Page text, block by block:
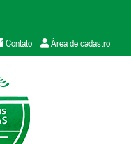
Contato Área de cadastro